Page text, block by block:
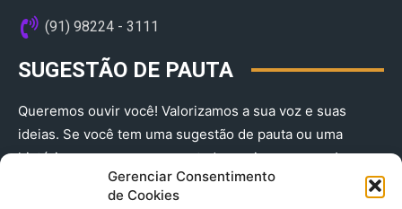
Gerenciar Consentimento
de Cookies
(91) 98224 - 3111
SUGESTÃO DE PAUTA
Queremos ouvir você! Valorizamos a sua voz e suas
ideias. Se você tem uma sugestão de pauta ou uma
história que merece ser contada, envie-nos agora!
(91) 98224 - 3111